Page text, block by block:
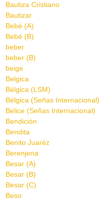
Bautiza Cristiano
Bautizar
Bebé (A)
Bebé (B)
beber
beber (B)
beige
Belgica
Bélgica (LSM)
Bélgica (Señas Internacional)
Belice (Señas Internacional)
Bendición
Bendita
Benito Juaréz
Berenjena
Besar (A)
Besar (B)
Besar (C)
Beso